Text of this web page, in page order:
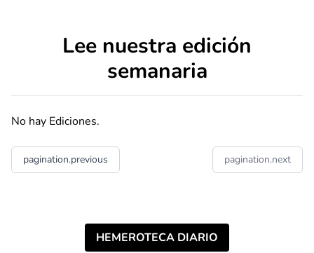
Lee nuestra edición
semanaria
No hay Ediciones.
pagination.previous pagination.next
HEMEROTECA DIARIO